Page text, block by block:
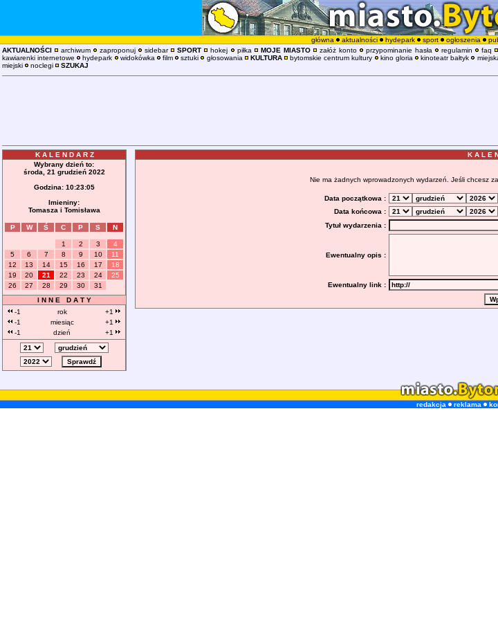
główna aktualności hydepark sport ogłoszenia
AKTUALNOŚCI
archiwum zaproponuj sidebar SPORT hokej piłka MOJE MIASTO załóż konto przypominanie hasła regulamin faq
kawiarenki internetowe
hydepark widokówka film sztuki głosowania KULTURA bytomskie centrum kultury kino gloria kinoteatr bałtyk
miejski
noclegi SZUKAJ
K A L E N D A R Z
Wybrany dzień to:
środa, 21 grudzień 2022
Godzina: 10:23:05
Imieniny:
Tomasza i Tomisława
P W Ś C P S N
1 2 3
4
5
6 7 8 9 10
11
12
13 14 15 16 17
18
19
20 21 22 23 24
25
26
27 28 29 30
31
I N N E D A T Y
-1
rok
+1
-1
miesiąc
+1
-1
dzień +1
K A L E
Nie ma żadnych wprowadzonych wydarzeń. Jeśli chcesz
Data początkowa :
Data końcowa :
Tytuł wydarzenia :
Ewentualny opis :
Ewentualny link :
redakcja reklama